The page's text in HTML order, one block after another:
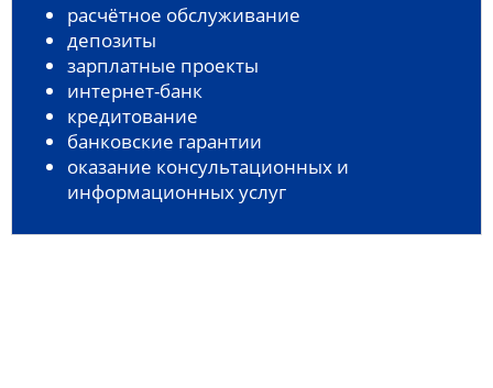
расчётное обслуживание
депозиты
зарплатные проекты
интернет-банк
кредитование
банковские гарантии
оказание консультационных и
информационных услуг